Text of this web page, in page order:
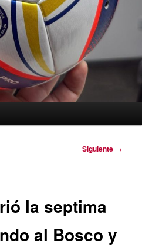
Siguiente →
la septima
al Bosco y